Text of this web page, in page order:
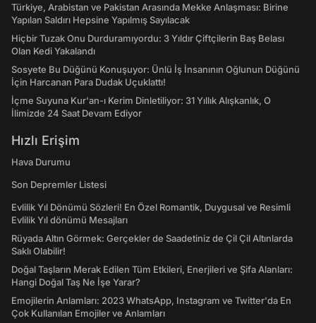
Türkiye, Arabistan ve Pakistan Arasında Mekke Anlaşması: Birine
Yapılan Saldırı Hepsine Yapılmış Sayılacak
Hiçbir Tuzak Onu Durduramıyordu: 3 Yıldır Çiftçilerin Baş Belası
Olan Kedi Yakalandı
Sosyete Bu Düğünü Konuşuyor: Ünlü İş İnsanının Oğlunun Düğünü
İçin Harcanan Para Dudak Uçuklattı!
İçme Suyuna Kur'an-ı Kerim Dinletiliyor: 31 Yıllık Alışkanlık, O
İlimizde 24 Saat Devam Ediyor
Hızlı Erişim
Hava Durumu
Son Depremler Listesi
Evlilik Yıl Dönümü Sözleri! En Özel Romantik, Duygusal ve Resimli
Evlilik Yıl dönümü Mesajları
Rüyada Altın Görmek: Gerçekler de Saadetiniz de Çil Çil Altınlarda
Saklı Olabilir!
Doğal Taşların Merak Edilen Tüm Etkileri, Enerjileri ve Şifa Alanları:
Hangi Doğal Taş Ne İşe Yarar?
Emojilerin Anlamları: 2023 WhatsApp, Instagram ve Twitter'da En
Çok Kullanılan Emojiler ve Anlamları